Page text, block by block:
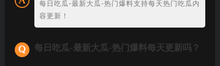
每日吃瓜-最新大瓜-热门爆料支持每天热门吃瓜内
容更新！
每日吃瓜-最新大瓜-热门爆料每天更新吗？